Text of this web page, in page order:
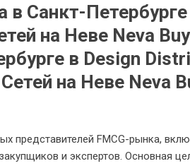
в Санкт-
на Неве Neva
в Design
на Неве Neva
представителей FMCG-рынка,
и экспертов. Основная